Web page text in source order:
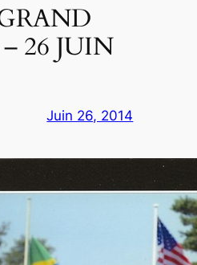
26 JUIN
Juin 26, 2014